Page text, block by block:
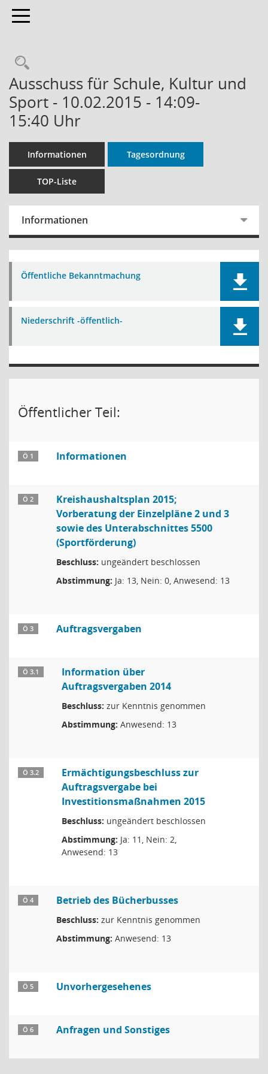
Toggle navigation
Rechercheauswahl
Ausschuss für Schule, Kultur und
Sport - 10.02.2015 - 14:09-
15:40 Uhr
Informationen Tagesordnung
TOP-Liste
Informationen
Öffentliche Bekanntmachung
Niederschrift -öffentlich-
Öffentlicher Teil:
Ö 1 Informationen
Ö 2
Kreishaushaltsplan 2015;
Vorberatung der Einzelpläne 2 und 3
sowie des Unterabschnittes 5500
(Sportförderung)
Beschluss: ungeändert beschlossen
Abstimmung: Ja: 13, Nein: 0, Anwesend: 13
Ö 3 Auftragsvergaben
Ö 3.1
Information über
Auftragsvergaben 2014
Beschluss: zur Kenntnis genommen
Abstimmung: Anwesend: 13
Ö 3.2
Ermächtigungsbeschluss zur
Auftragsvergabe bei
Investitionsmaßnahmen 2015
Beschluss: ungeändert beschlossen
Abstimmung: Ja: 11, Nein: 2,
Anwesend: 13
Ö 4 Betrieb des Bücherbusses
Beschluss: zur Kenntnis genommen
Abstimmung: Anwesend: 13
Ö 5 Unvorhergesehenes
Ö 6 Anfragen und Sonstiges